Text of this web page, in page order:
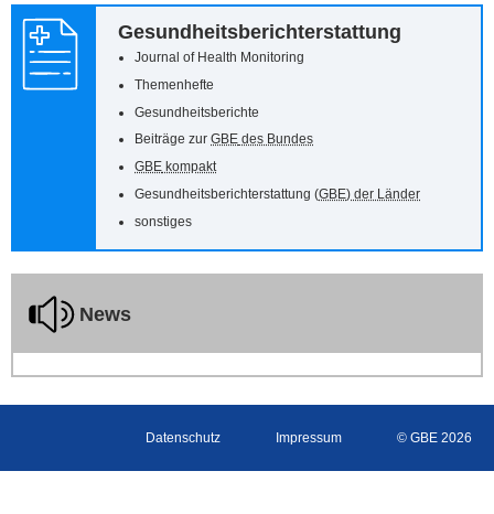
Gesundheitsberichterstattung
Journal of Health Monitoring
Themenhefte
Gesundheitsberichte
Beiträge zur GBE des Bundes
GBE kompakt
Gesundheitsberichterstattung (GBE) der Länder
sonstiges
News
Datenschutz Impressum © GBE 2026